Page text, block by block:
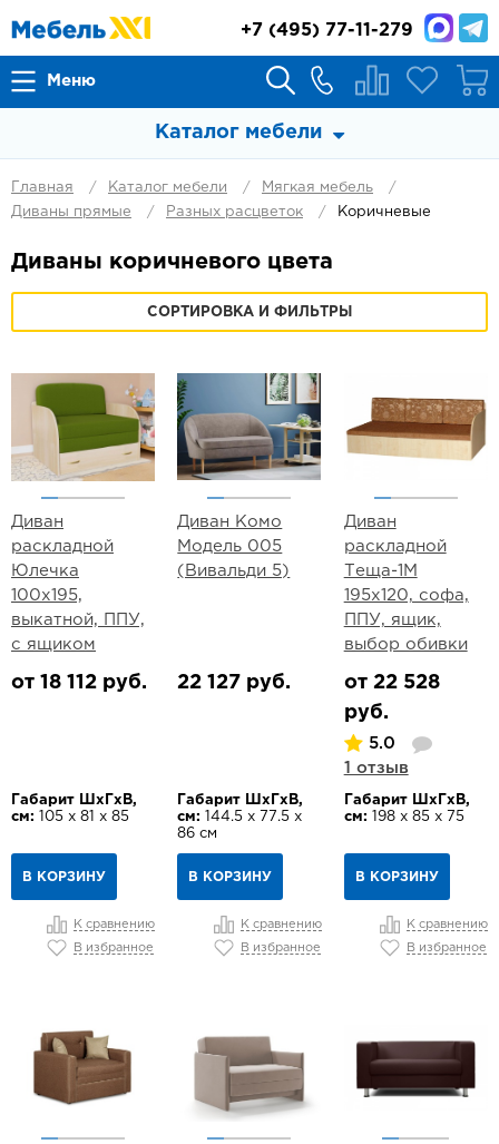
Меню
+7 (495) 77-11-279
Каталог мебели
Главная Каталог мебели
Мягкая мебель
Диваны прямые
Разных расцветок Коричневые
Диваны коричневого цвета
СОРТИРОВКА И ФИЛЬТРЫ
Диван
раскладной
Юлечка
100х195,
выкатной, ППУ,
с ящиком
от 18 112 руб.
Габарит ШхГхВ,
см: 105 х 81 х 85
В КОРЗИНУ
К сравнению
В избранное
Диван Комо
Модель 005
(Вивальди 5)
22 127 руб.
Габарит ШхГхВ,
см:
144.5 х 77.5 х
86 см
В КОРЗИНУ
К сравнению
В избранное
Диван
раскладной
Теща-1М
195х120, софа,
ППУ, ящик,
выбор обивки
от 22 528
руб.
5.0
1 отзыв
Габарит ШхГхВ,
см: 198 х 85 х 75
В КОРЗИНУ
К сравнению
В избранное